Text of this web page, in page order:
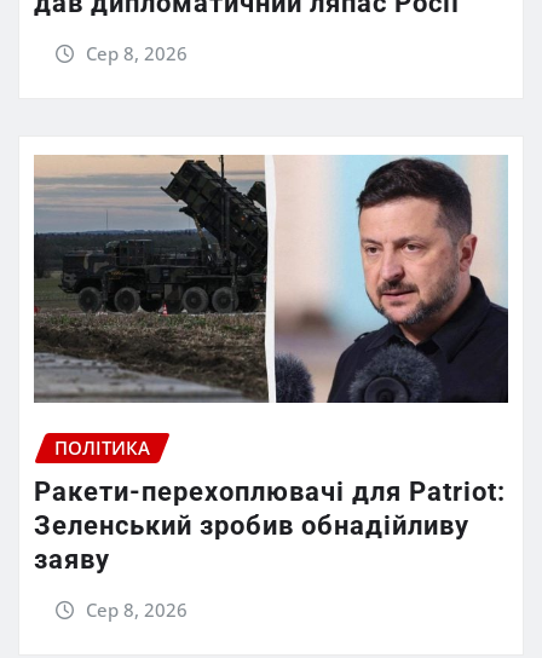
Сер 8, 2026
ПОЛІТИКА
Ракети-перехоплювачі для Patriot:
Зеленський зробив обнадійливу
заяву
Сер 8, 2026